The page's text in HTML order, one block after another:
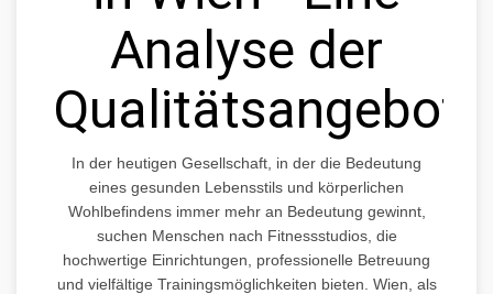
Analyse der
Qualitätsangebote
In der heutigen Gesellschaft, in der die Bedeutung
eines gesunden Lebensstils und körperlichen
Wohlbefindens immer mehr an Bedeutung gewinnt,
suchen Menschen nach Fitnessstudios, die
hochwertige Einrichtungen, professionelle Betreuung
und vielfältige Trainingsmöglichkeiten bieten. Wien, als